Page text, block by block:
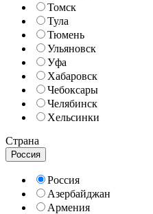
Томск
Тула
Тюмень
Ульяновск
Уфа
Хабаровск
Чебоксары
Челябинск
Хельсинки
Страна
Россия
Россия
Азербайджан
Армения